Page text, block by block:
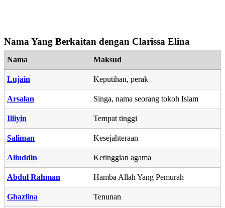
Nama Yang Berkaitan dengan Clarissa Elina
Nama Maksud
Lujain Keputihan, perak
Arsalan Singa, nama seorang tokoh Islam
Illiyin Tempat tinggi
Saliman Kesejahteraan
Aliuddin Ketinggian agama
Abdul Rahman Hamba Allah Yang Pemurah
Ghazlina Tenunan